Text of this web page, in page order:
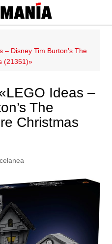
LEGO: Star
Friends, Technic,
Mario, Marvel,
– Disney Tim Burton’s The
(21351)»
Ideas –
The
Christmas